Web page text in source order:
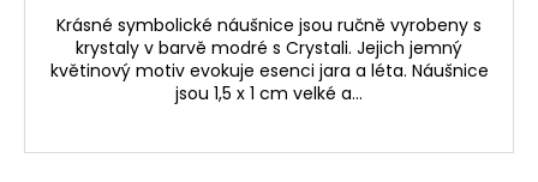
Krásné symbolické náušnice jsou ručně vyrobeny s
krystaly v barvě modré s Crystali. Jejich jemný
květinový motiv evokuje esenci jara a léta. Náušnice
jsou 1,5 x 1 cm velké a...